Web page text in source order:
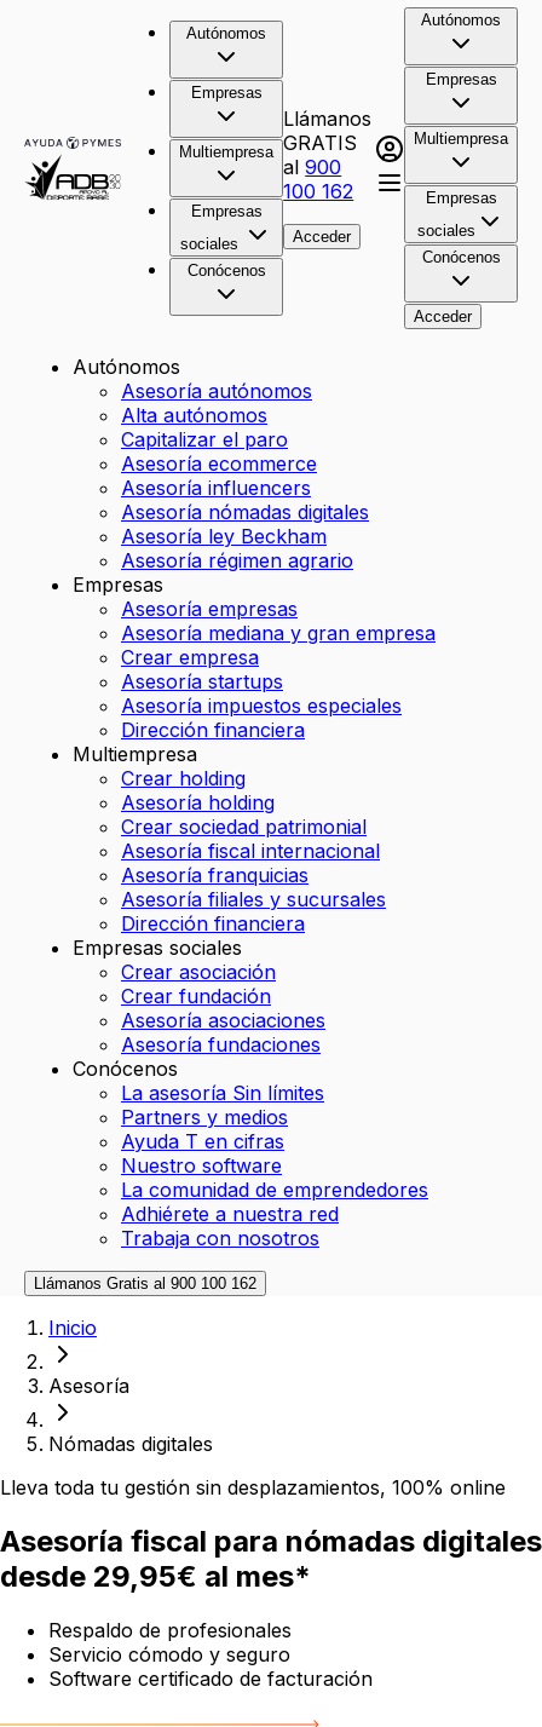
Autónomos
Empresas
Multiempresa
Empresas
sociales
Conócenos
Llámanos
GRATIS
al900
100 162
Acceder
Autónomos
Empresas
Multiempresa
Empresas
sociales
Conócenos
Acceder
Autónomos
Asesoría autónomos
Alta autónomos
Capitalizar el paro
Asesoría ecommerce
Asesoría influencers
Asesoría nómadas digitales
Asesoría ley Beckham
Asesoría régimen agrario
Empresas
Asesoría empresas
Asesoría mediana y gran empresa
Crear empresa
Asesoría startups
Asesoría impuestos especiales
Dirección financiera
Multiempresa
Crear holding
Asesoría holding
Crear sociedad patrimonial
Asesoría fiscal internacional
Asesoría franquicias
Asesoría filiales y sucursales
Dirección financiera
Empresas sociales
Crear asociación
Crear fundación
Asesoría asociaciones
Asesoría fundaciones
Conócenos
La asesoría Sin límites
Partners y medios
Ayuda T en cifras
Nuestro software
La comunidad de emprendedores
Adhiérete a nuestra red
Trabaja con nosotros
Llámanos Gratis al 900 100 162
Inicio
Asesoría
Nómadas digitales
Lleva toda tu gestión sin desplazamientos, 100% online
Asesoría fiscal para nómadas digitales
desde 29,95€ al mes*
Respaldo de profesionales
Servicio cómodo y seguro
Software certificado de facturación